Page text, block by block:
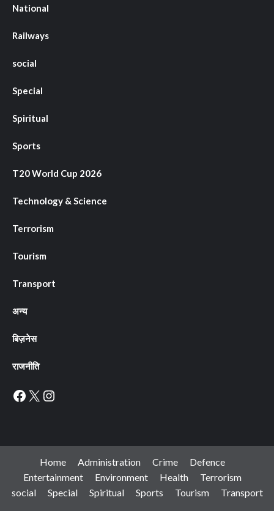
National
Railways
social
Special
Spiritual
Sports
T20 World Cup 2026
Technology & Science
Terrorism
Tourism
Transport
अन्य
बिज़नेस
राजनीति
Facebook
X Instagram
Home Administration Crime
Defence
Entertainment
Environment Health
Terrorism
social
Special Spiritual Sports Tourism Transport